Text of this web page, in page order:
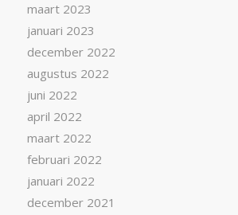
maart 2023
januari 2023
december 2022
augustus 2022
juni 2022
april 2022
maart 2022
februari 2022
januari 2022
december 2021